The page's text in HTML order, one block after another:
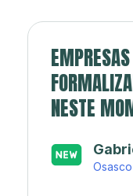
NESTE
Rio de